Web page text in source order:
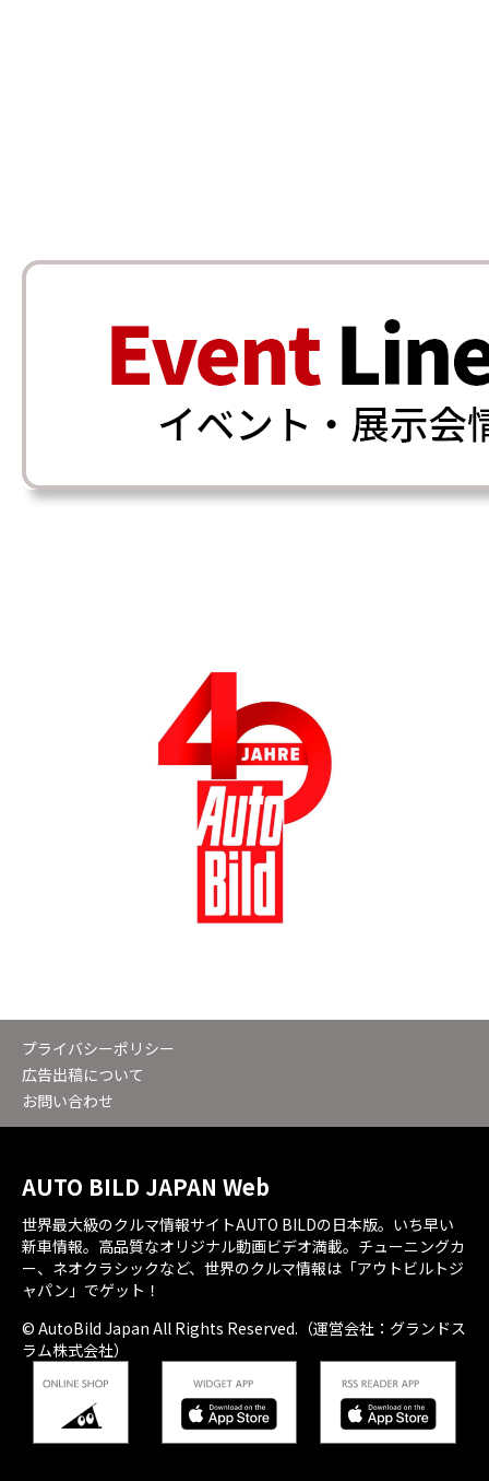
プライバシーポリシー
広告出稿について
お問い合わせ
AUTO BILD JAPAN Web
世界最大級のクルマ情報サイトAUTO BILDの日本版。いち早い
新車情報。高品質なオリジナル動画ビデオ満載。チューニングカ
ー、ネオクラシックなど、世界のクルマ情報は「アウトビルトジ
ャパン」でゲット！
© AutoBild Japan All Rights Reserved.（運営会社：グランドス
ラム株式会社）